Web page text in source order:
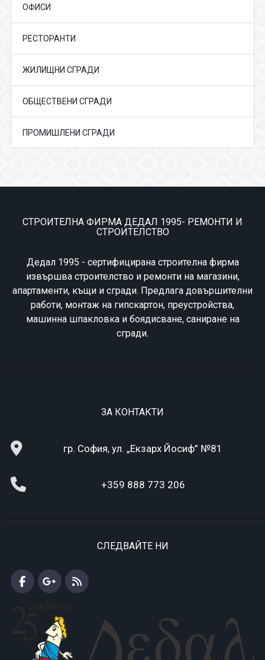
ОФИСИ
РЕСТОРАНТИ
ЖИЛИЩНИ СГРАДИ
ОБЩЕСТВЕНИ СГРАДИ
ПРОМИШЛЕНИ СГРАДИ
СТРОИТЕЛНА ФИРМА ДЕДАЛ 1995- РЕМОНТИ И
СТРОИТЕЛСТВО
Дедал 1995 - сертифицирана строителна фирма
извършва строителство и ремонти на магазини,
апартаменти, къщи и сгради. Предлага довършителни
работи, монтаж на гипскартон, преустройства,
машинна шпакловка и боядисване, саниране на
сгради.
ЗА КОНТАКТИ
гр. София, ул. „Екзарх Йосиф” №81
+359 888 773 206
СЛЕДВАЙТЕ НИ